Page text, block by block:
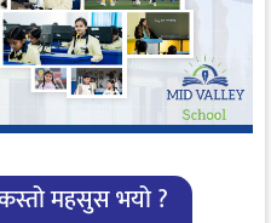
महसुस भयो ?